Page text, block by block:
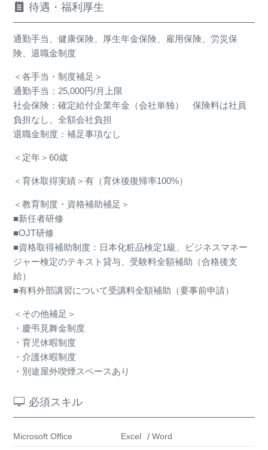
待遇・福利厚生
通勤手当、健康保険、厚生年金保険、雇用保険、労災保
険、退職金制度
＜各手当・制度補足＞
通勤手当：25,000円/月上限
社会保険：確定給付企業年金（会社単独） 保険料は社員
負担なし、全額会社負担
退職金制度：補足事項なし
＜定年＞60歳
＜育休取得実績＞有（育休後復帰率100%）
＜教育制度・資格補助補足＞
■新任者研修
■OJT研修
■資格取得補助制度：日本化粧品検定1級、ビジネスマネー
ジャー検定のテキスト貸与、受験料全額補助（合格後支
給）
■有料外部講習について受講料全額補助（要事前申請）
＜その他補足＞
・慶弔見舞金制度
・育児休暇制度
・介護休暇制度
・別途屋外喫煙スペースあり
必須スキル
Microsoft Office Excel Word